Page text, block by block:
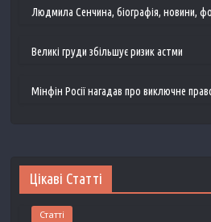
Людмила Сенчина, біографія, новини,
Великі груди збільшує ризик астми
Мінфін Росії нагадав про виключне
Цікаві Статті
Статті